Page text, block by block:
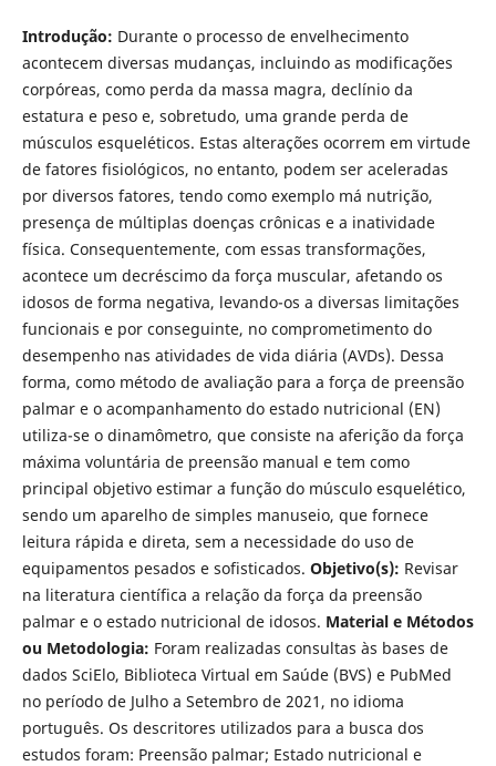
Introdução: Durante o processo de envelhecimento
acontecem diversas mudanças, incluindo as modificações
corpóreas, como perda da massa magra, declínio da
estatura e peso e, sobretudo, uma grande perda de
músculos esqueléticos. Estas alterações ocorrem em virtude
de fatores fisiológicos, no entanto, podem ser aceleradas
por diversos fatores, tendo como exemplo má nutrição,
presença de múltiplas doenças crônicas e a inatividade
física. Consequentemente, com essas transformações,
acontece um decréscimo da força muscular, afetando os
idosos de forma negativa, levando-os a diversas limitações
funcionais e por conseguinte, no comprometimento do
desempenho nas atividades de vida diária (AVDs). Dessa
forma, como método de avaliação para a força de preensão
palmar e o acompanhamento do estado nutricional (EN)
utiliza-se o dinamômetro, que consiste na aferição da força
máxima voluntária de preensão manual e tem como
principal objetivo estimar a função do músculo esquelético,
sendo um aparelho de simples manuseio, que fornece
leitura rápida e direta, sem a necessidade do uso de
equipamentos pesados e sofisticados. Objetivo(s): Revisar
na literatura científica a relação da força da preensão
palmar e o estado nutricional de idosos. Material e Métodos
ou Metodologia: Foram realizadas consultas às bases de
dados SciElo, Biblioteca Virtual em Saúde (BVS) e PubMed
no período de Julho a Setembro de 2021, no idioma
português. Os descritores utilizados para a busca dos
estudos foram: Preensão palmar; Estado nutricional e